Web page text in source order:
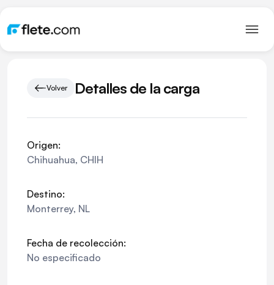
Volver Detalles de la carga
Origen:
Chihuahua, CHIH
Destino:
Monterrey, NL
Fecha de recolección:
No especificado